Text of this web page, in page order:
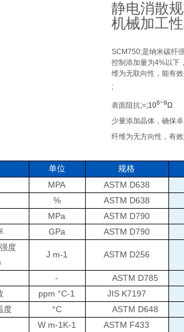
静电消散
机械加工
SCM750;是纳米碳纤
控制添加量为4%以下
维为无取向性，能有
;
表面阻抗;=;106~9Ω
少量添加晶体，确保卓
纤维为无方向性，有
单位 规格
MPA ASTM D638
% ASTM D638
MPa ASTM D790
GPa ASTM D790
度
J m-1 ASTM D256
- ASTM D785
ppm °C-1 JIS K7197
度
°C ASTM D648
W m-1K-1 ASTM F433